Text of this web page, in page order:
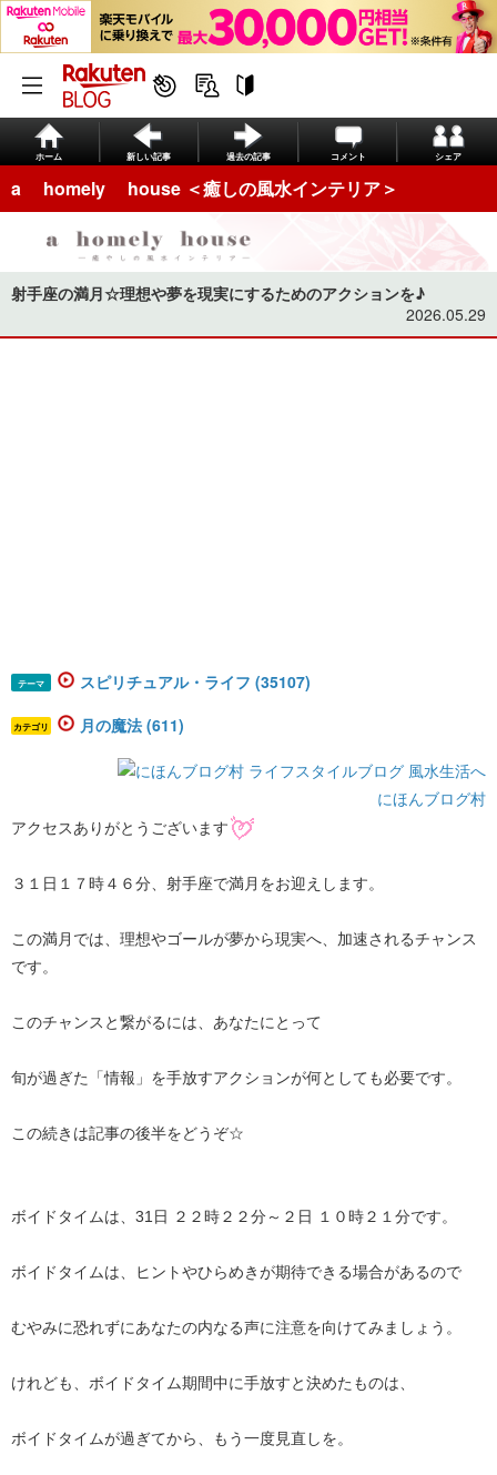
ホーム 新しい記事 過去の記事 コメント シェア
a homely house ＜癒しの風水インテリア＞
射手座の満月☆理想や夢を現実にするためのアクションを♪
2026.05.29
テーマ スピリチュアル・ライフ (35107)
カテゴリ 月の魔法 (611)
にほんブログ村
アクセスありがとうございます
３１日１７時４６分、射手座で満月をお迎えします。
この満月では、理想やゴールが夢から現実へ、加速されるチャンス
です。
このチャンスと繋がるには、あなたにとって
旬が過ぎた「情報」を手放すアクションが何としても必要です。
この続きは記事の後半をどうぞ☆
ボイドタイムは、31日 ２２時２２分～２日 １０時２１分です。
ボイドタイムは、ヒントやひらめきが期待できる場合があるので
むやみに恐れずにあなたの内なる声に注意を向けてみましょう。
けれども、ボイドタイム期間中に手放すと決めたものは、
ボイドタイムが過ぎてから、もう一度見直しを。